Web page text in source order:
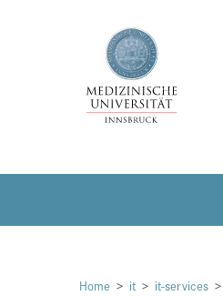
Home it it-services